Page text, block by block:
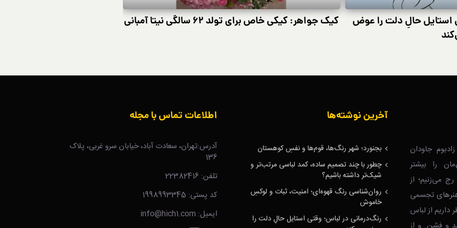
استایل حالِ دلت را عوض
کیک جواهر: کیکی خاص برای تولد ۶۲ سالگی نیتا آمبانی
جاودان
را بیشتر
می‌زنیم؛ از
هنرهای تجسمی
داریم از لباس
آخرین نوشته‌ها
بجنورد؛ شهر رنگ‌ها، قوم‌ها و نفسِ کوهستان
چطور با چند تصمیم ساده، کمد لباسی مرتب‌تر و
شیک‌تر داشته باشیم؟
روان‌شناسی رنگ قهوه‌ای؛ امنیت، ثبات و لوکسِ
خاموش
رنگ‌درمانی در لباس؛ وقتی استایل حالِ دلت را
اطلاعات تماس با مجله
آدرس:تهران، سعادت آباد، خیابان سرو غربی، پلاک
136
تلفن: 22382416
کد پستی: 1998993345
ایمیل: info@hich1.com